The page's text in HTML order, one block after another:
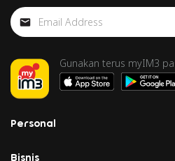
Gunakan terus myIM3
Personal
Bisnis